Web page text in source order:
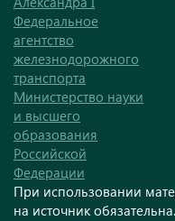
Федеральное
агентство
железнодорожного
транспорта
Министерство науки
и высшего
образования
Российской
Федерации
При использовании
на источник обязательна.